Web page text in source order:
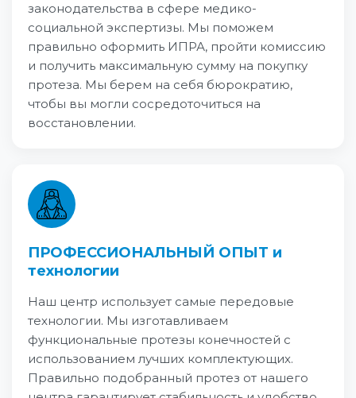
законодательства в сфере медико-
социальной экспертизы. Мы поможем
правильно оформить ИПРА, пройти комиссию
и получить максимальную сумму на покупку
протеза. Мы берем на себя бюрократию,
чтобы вы могли сосредоточиться на
восстановлении.
ПРОФЕССИОНАЛЬНЫЙ ОПЫТ и
технологии
Наш центр использует самые передовые
технологии. Мы изготавливаем
функциональные протезы конечностей с
использованием лучших комплектующих.
Правильно подобранный протез от нашего